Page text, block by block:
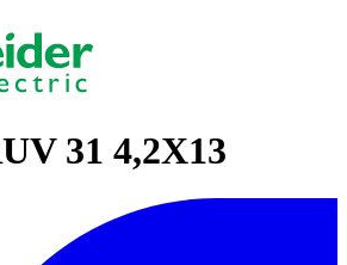
31 4,2X13